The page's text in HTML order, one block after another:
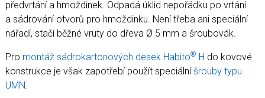
předvrtání a hmoždinek. Odpadá úklid nepořádku po vrtání
a sádrování otvorů pro hmoždinku. Není třeba ani speciální
nářadí, stačí běžné vruty do dřeva Ø 5 mm a šroubovák.
Pro montáž sádrokartonových desek Habito® H do kovové
konstrukce je však zapotřebí použít speciální šrouby typu
UMN.